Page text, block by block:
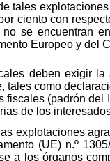
tales explotaciones
ciento con
se encuentran
Europeo y del
deben exigir
tales como
fiscales (padrón
de los
explotaciones
(UE) n.º
a los órganos